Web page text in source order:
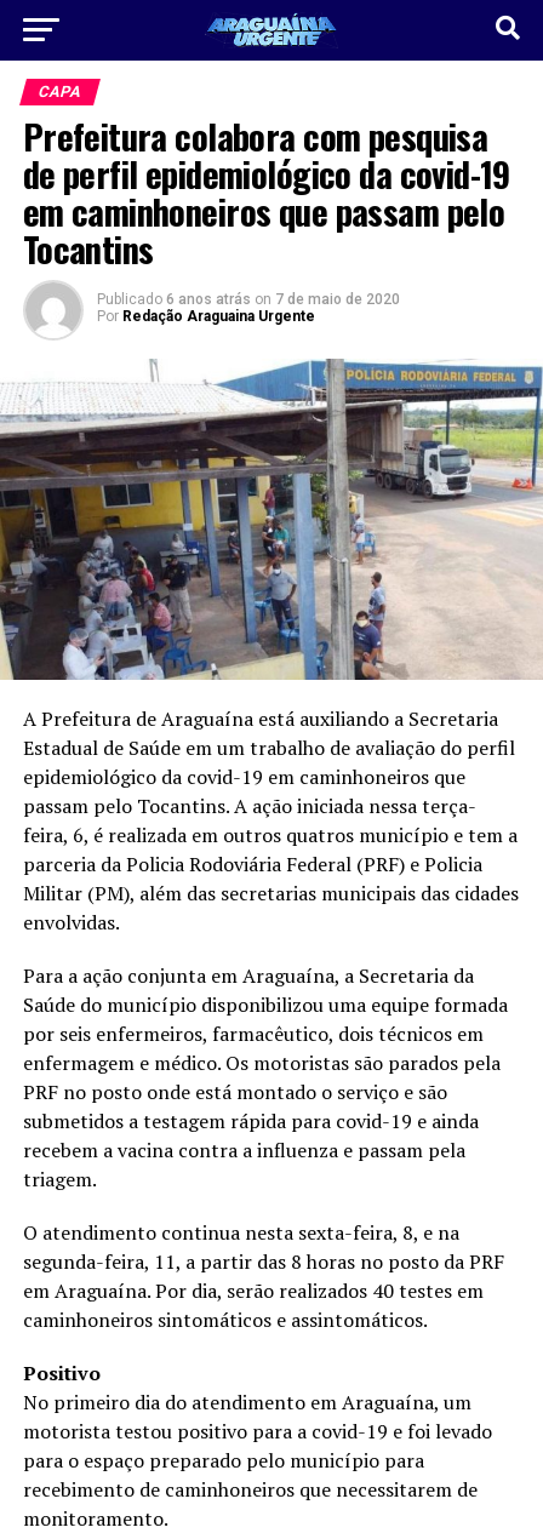
CAPA
Prefeitura colabora com pesquisa
de perfil epidemiológico da covid-19
em caminhoneiros que passam pelo
Tocantins
Publicado 6 anos atrás on 7 de maio de 2020
Por Redação Araguaina Urgente
A Prefeitura de Araguaína está auxiliando a Secretaria
Estadual de Saúde em um trabalho de avaliação do perfil
epidemiológico da covid-19 em caminhoneiros que
passam pelo Tocantins. A ação iniciada nessa terça-
feira, 6, é realizada em outros quatros município e tem a
parceria da Policia Rodoviária Federal (PRF) e Policia
Militar (PM), além das secretarias municipais das cidades
envolvidas.
Para a ação conjunta em Araguaína, a Secretaria da
Saúde do município disponibilizou uma equipe formada
por seis enfermeiros, farmacêutico, dois técnicos em
enfermagem e médico. Os motoristas são parados pela
PRF no posto onde está montado o serviço e são
submetidos a testagem rápida para covid-19 e ainda
recebem a vacina contra a influenza e passam pela
triagem.
O atendimento continua nesta sexta-feira, 8, e na
segunda-feira, 11, a partir das 8 horas no posto da PRF
em Araguaína. Por dia, serão realizados 40 testes em
caminhoneiros sintomáticos e assintomáticos.
Positivo
No primeiro dia do atendimento em Araguaína, um
motorista testou positivo para a covid-19 e foi levado
para o espaço preparado pelo município para
recebimento de caminhoneiros que necessitarem de
monitoramento.